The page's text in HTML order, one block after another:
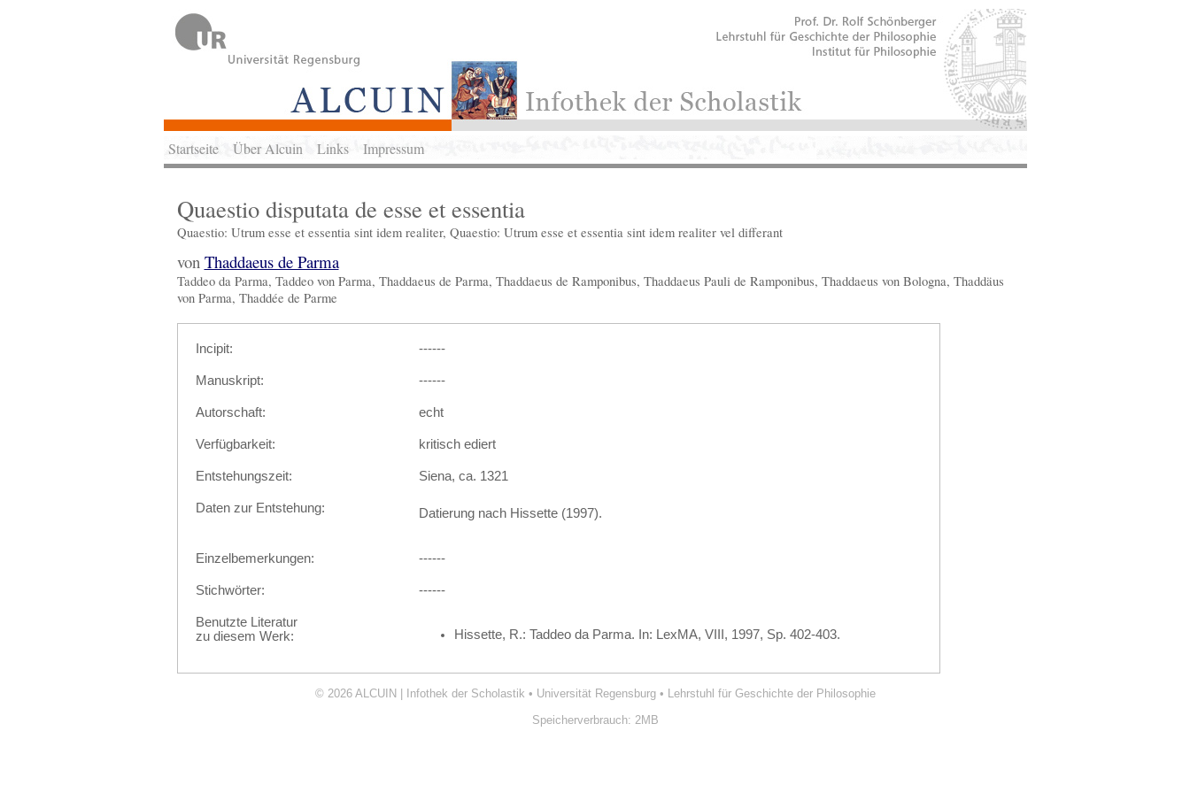
Startseite Über Alcuin Links Impressum
Quaestio disputata de esse et essentia
Quaestio: Utrum esse et essentia sint idem realiter, Quaestio: Utrum esse et essentia sint idem realiter vel differant
von Thaddaeus de Parma
Taddeo da Parma, Taddeo von Parma, Thaddaeus de Parma, Thaddaeus de Ramponibus, Thaddaeus Pauli de Ramponibus, Thaddaeus von Bologna, Thaddäus
von Parma, Thaddée de Parme
Incipit: ------
Manuskript: ------
Autorschaft: echt
Verfügbarkeit: kritisch ediert
Entstehungszeit: Siena, ca. 1321
Daten zur Entstehung: Datierung nach Hissette (1997).
Einzelbemerkungen: ------
Stichwörter: ------
Benutzte Literatur
zu diesem Werk:
Hissette, R.: Taddeo da Parma. In: LexMA, VIII, 1997, Sp. 402-403.
© 2026 ALCUIN | Infothek der Scholastik • Universität Regensburg• Lehrstuhl für Geschichte der Philosophie
Speicherverbrauch: 2MB